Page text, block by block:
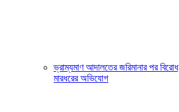
ভ্রাম্যমাণ আদালতের জরিমানার পর
মারধরের অভিযোগ